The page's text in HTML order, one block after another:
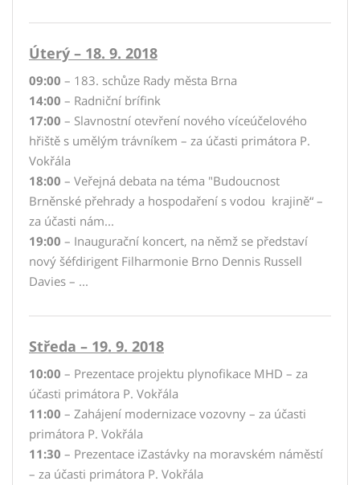
Úterý – 18. 9. 2018
09:00 – 183. schůze Rady města Brna
14:00 – Radniční brífink
17:00 – Slavnostní otevření nového víceúčelového
hřiště s umělým trávníkem – za účasti primátora P.
Vokřála
18:00 – Veřejná debata na téma "Budoucnost
Brněnské přehrady a hospodaření s vodou krajině“ –
za účasti nám...
19:00 – Inaugurační koncert, na němž se představí
nový šéfdirigent Filharmonie Brno Dennis Russell
Davies – ...
Středa – 19. 9. 2018
10:00 – Prezentace projektu plynofikace MHD – za
účasti primátora P. Vokřála
11:00 – Zahájení modernizace vozovny – za účasti
primátora P. Vokřála
11:30 – Prezentace iZastávky na moravském náměstí
– za účasti primátora P. Vokřála